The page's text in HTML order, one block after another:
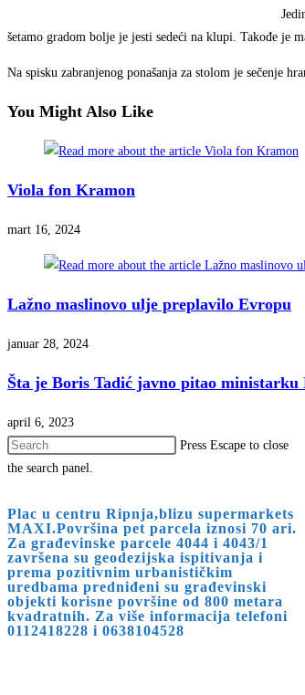
šetamo gradom bolje je jesti sedeći na klupi. Takođe je
Na spisku zabranjenog ponašanja za stolom je sečenje
You Might Also Like
Viola fon Kramon
mart 16, 2024
Lažno maslinovo ulje preplavilo Evropu
januar 28, 2024
Šta je Boris Tadić javno pitao
april 6, 2023
Press Escape to close
the search panel.
Plac u centru Ripnja,blizu supermarkets
MAXI.Površina pet parcela iznosi 70 ari.
Za građevinske parcele 4044 i 4043/1
završena su geodezijska ispitivanja i
prema pozitivnim urbanističkim
uredbama predniđeni su građevinski
objekti korisne površine od 800 metara
kvadratnih. Za više informacija telefoni
0112418228 i 0638104528